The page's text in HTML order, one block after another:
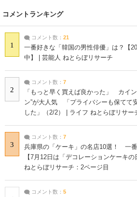
コメントランキング
1
コメント数： 21
一番好きな「韓国の男性俳優」は？【
中】 | 芸能人 ねとらぼリサーチ
2
コメント数： 7
「もっと早く買えば良かった」 カイ
ン”が大人気 「プライバシーも保てて
した」（2/2） | ライフ ねとらぼリサー
3
コメント数： 7
兵庫県の「ケーキ」の名店10選！ 一
【7月12日は「デコレーションケーキ
ねとらぼリサーチ：2ページ目
コメント数： 5